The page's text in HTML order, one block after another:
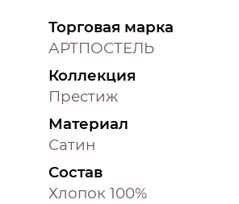
Торговая марка
АРТПОСТЕЛЬ
Коллекция
Престиж
Материал
Сатин
Состав
Хлопок 100%